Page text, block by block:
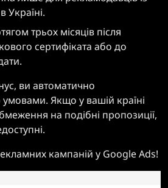
Україні.
трьох місяців після
сертифіката або до
ви автоматично
Якщо у вашій країні
на подібні пропозиції,
кампаній у Google Ads!